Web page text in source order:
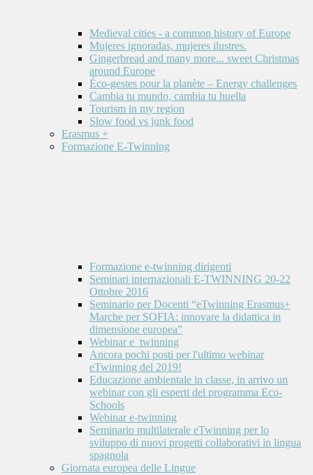
Medieval cities - a common history of Europe
Mujeres ignoradas, mujeres ilustres.
Gingerbread and many more... sweet Christmas
around Europe
Éco-gestes pour la planète – Energy challenges
Cambia tu mundo, cambia tu huella
Tourism in my region
Slow food vs junk food
Erasmus +
Formazione E-Twinning
Formazione e-twinning dirigenti
Seminari internazionali E-TWINNING 20-22
Ottobre 2016
Seminario per Docenti “eTwinning Erasmus+
Marche per SOFIA: innovare la didattica in
dimensione europea”
Webinar e_twinning
Ancora pochi posti per l'ultimo webinar
eTwinning del 2019!
Educazione ambientale in classe, in arrivo un
webinar con gli esperti del programma Eco-
Schools
Webinar e-twinning
Seminario multilaterale eTwinning per lo
sviluppo di nuovi progetti collaborativi in lingua
spagnola
Giornata europea delle Lingue